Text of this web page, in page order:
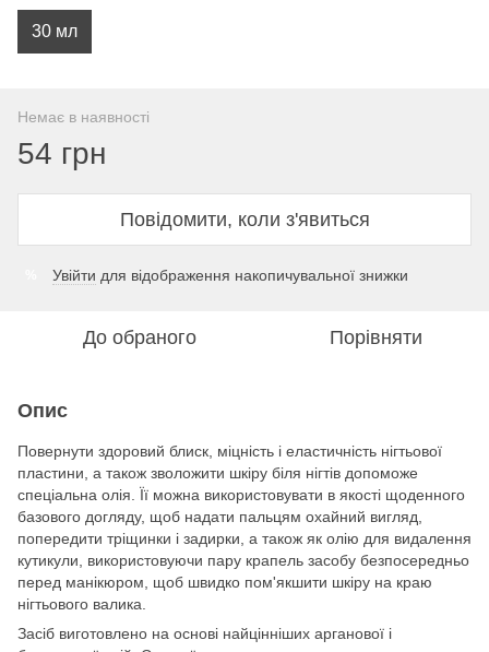
30 мл
Немає в наявності
54 грн
Повідомити, коли з'явиться
Увійти для відображення накопичувальної знижки
До обраного Порівняти
Опис
Повернути здоровий блиск, міцність і еластичність нігтьової
пластини, а також зволожити шкіру біля нігтів допоможе
спеціальна олія. Її можна використовувати в якості щоденного
базового догляду, щоб надати пальцям охайний вигляд,
попередити тріщинки і задирки, а також як олію для видалення
кутикули, використовуючи пару крапель засобу безпосередньо
перед манікюром, щоб швидко пом'якшити шкіру на краю
нігтьового валика.
Засіб виготовлено на основі найцінніших арганової і